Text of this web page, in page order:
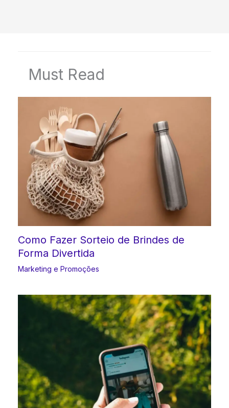
Must Read
Como Fazer Sorteio de Brindes de
Forma Divertida
Marketing e Promoções